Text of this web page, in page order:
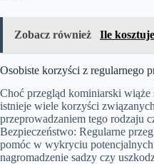
Zobacz również Ile
Osobiste korzyści z regularnego
Choć przegląd kominiarski
istnieje wiele korzyści
przeprowadzaniem tego rodzaju
Bezpieczeństwo: Regularne
pomóc w wykryciu
nagromadzenie sadzy czy